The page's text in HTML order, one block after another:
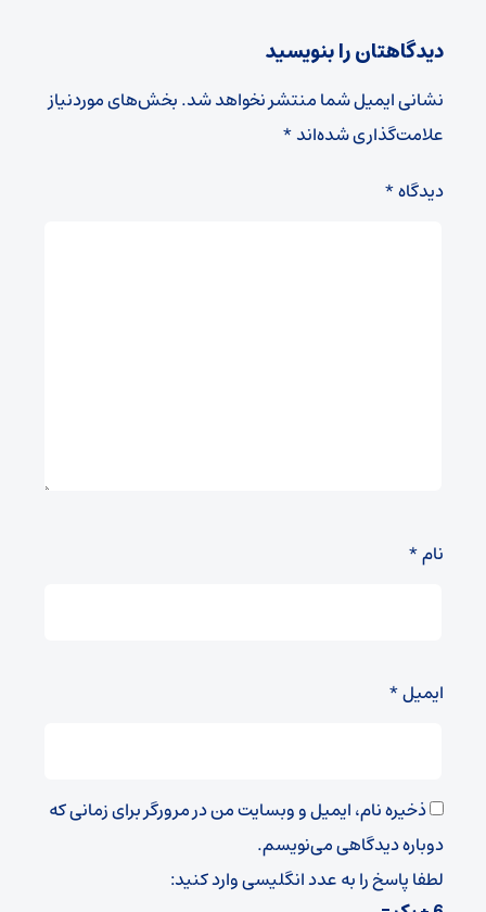
دیدگاهتان را بنویسید
نشانی ایمیل شما منتشر نخواهد شد.بخش‌های موردنیاز
علامت‌گذاری شده‌اند*
دیدگاه*
نام*
ایمیل*
ذخیره نام، ایمیل و وبسایت من در مرورگر برای زمانی که
دوباره دیدگاهی می‌نویسم.
لطفا پاسخ را به عدد انگلیسی وارد کنید: